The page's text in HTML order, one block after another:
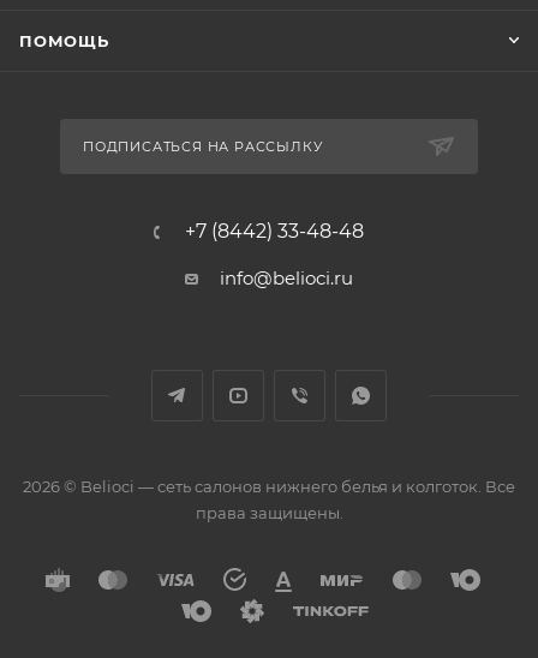
ПОМОЩЬ
ПОДПИСАТЬСЯ НА РАССЫЛКУ
+7 (8442) 33-48-48
info@belioci.ru
2026 © Belioci — сеть салонов нижнего белья и колготок. Все
права защищены.